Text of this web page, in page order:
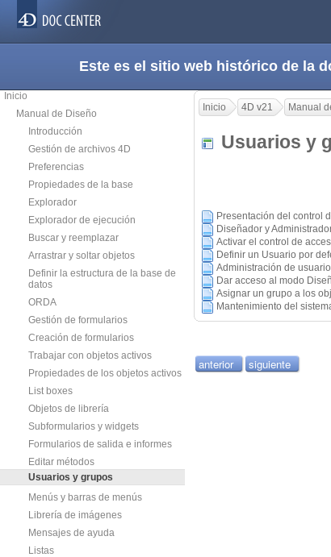
Este es el sitio web histórico de la
Inicio
Manual de Diseño
Introducción
Gestión de archivos 4D
Preferencias
Propiedades de la base
Explorador
Explorador de ejecución
Buscar y reemplazar
Arrastrar y soltar objetos
Definir la estructura de la base de
datos
ORDA
Gestión de formularios
Creación de formularios
Trabajar con objetos activos
Propiedades de los objetos activos
List boxes
Objetos de librería
Subformularios y widgets
Formularios de salida e informes
Editar métodos
Usuarios y grupos
Menús y barras de menús
Librería de imágenes
Mensajes de ayuda
Listas
Inicio 4D v21 Manual
Usuarios y
Presentación del control
Diseñador y
Activar el control de
Definir un Usuario por
Administración de
Dar acceso al modo
Asignar un grupo a los
Mantenimiento del
anterior siguiente